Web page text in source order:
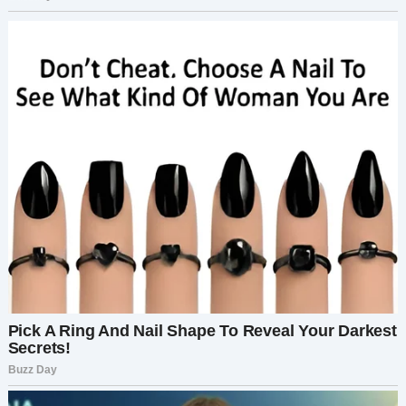
Не победа. А эта связь между людьми, которая
делает даже самые обычные дни —
настоящими праздниками.
А всё начиналось с парковочного места.